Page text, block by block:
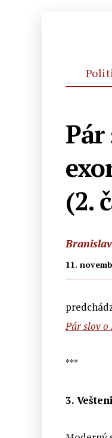
(2.
11.
Pár slov
***
3.